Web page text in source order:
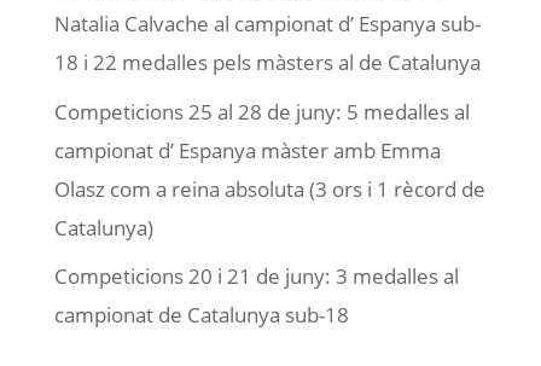
Natalia Calvache al campionat d’ Espanya sub-
18 i 22 medalles pels màsters al de Catalunya
Competicions 25 al 28 de juny: 5 medalles al
campionat d’ Espanya màster amb Emma
Olasz com a reina absoluta (3 ors i 1 rècord de
Catalunya)
Competicions 20 i 21 de juny: 3 medalles al
campionat de Catalunya sub-18